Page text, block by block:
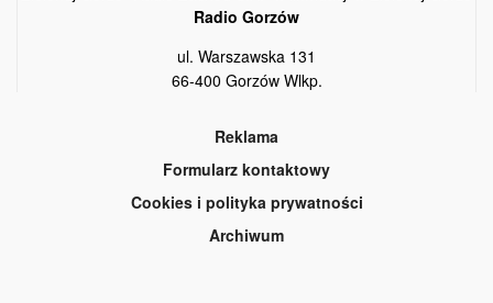
Radio Gorzów
ul. Warszawska 131
66-400 Gorzów Wlkp.
Reklama
Formularz kontaktowy
Cookies i polityka prywatności
Archiwum